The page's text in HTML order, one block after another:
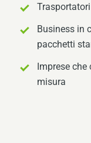
Business in
pacchetti
Imprese che
misura